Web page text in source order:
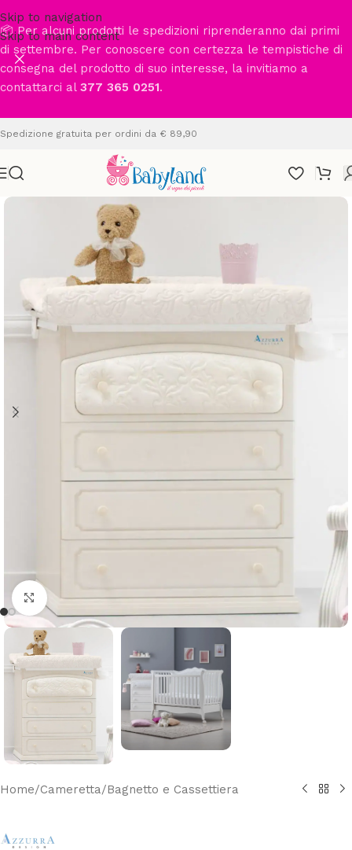
Skip to navigation
Skip to main content
📦 Per alcuni prodotti le spedizioni riprenderanno dai primi
di settembre. Per conoscere con certezza le tempistiche di
consegna del prodotto di suo interesse, la invitiamo a
contattarci al 377 365 0251.
Spedizione gratuita per ordini da € 89,90
Clicca per ingrandire
Home/Cameretta/Bagnetto e Cassettiera